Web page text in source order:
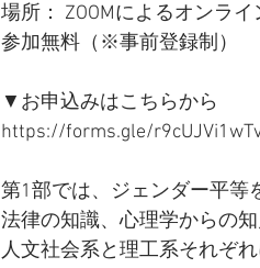
場所： ZOOMによるオンラ
参加無料（※事前登録制）
▼お申込みはこちらから
https://forms.gle/
第1部では、ジェンダー平等
法律の知識、心理学からの知
人文社会系と理工系それぞ